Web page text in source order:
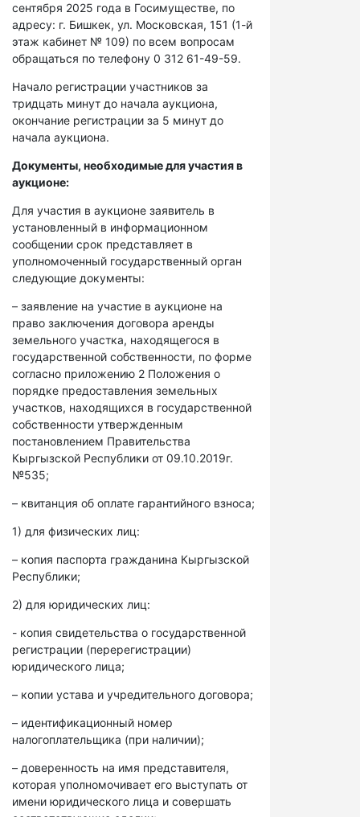
сентября 2025 года в Госимуществе, по
адресу: г. Бишкек, ул. Московская, 151 (1-й
этаж кабинет № 109) по всем вопросам
обращаться по телефону 0 312 61-49-59.
Начало регистрации участников за
тридцать минут до начала аукциона,
окончание регистрации за 5 минут до
начала аукциона.
Документы, необходимые для участия в
аукционе:
Для участия в аукционе заявитель в
установленный в информационном
сообщении срок представляет в
уполномоченный государственный орган
следующие документы:
– заявление на участие в аукционе на
право заключения договора аренды
земельного участка, находящегося в
государственной собственности, по форме
согласно приложению 2 Положения о
порядке предоставления земельных
участков, находящихся в государственной
собственности утвержденным
постановлением Правительства
Кыргызской Республики от 09.10.2019г.
№535;
– квитанция об оплате гарантийного взноса;
1) для физических лиц:
– копия паспорта гражданина Кыргызской
Республики;
2) для юридических лиц:
- копия свидетельства о государственной
регистрации (перерегистрации)
юридического лица;
– копии устава и учредительного договора;
– идентификационный номер
налогоплательщика (при наличии);
– доверенность на имя представителя,
которая уполномочивает его выступать от
имени юридического лица и совершать